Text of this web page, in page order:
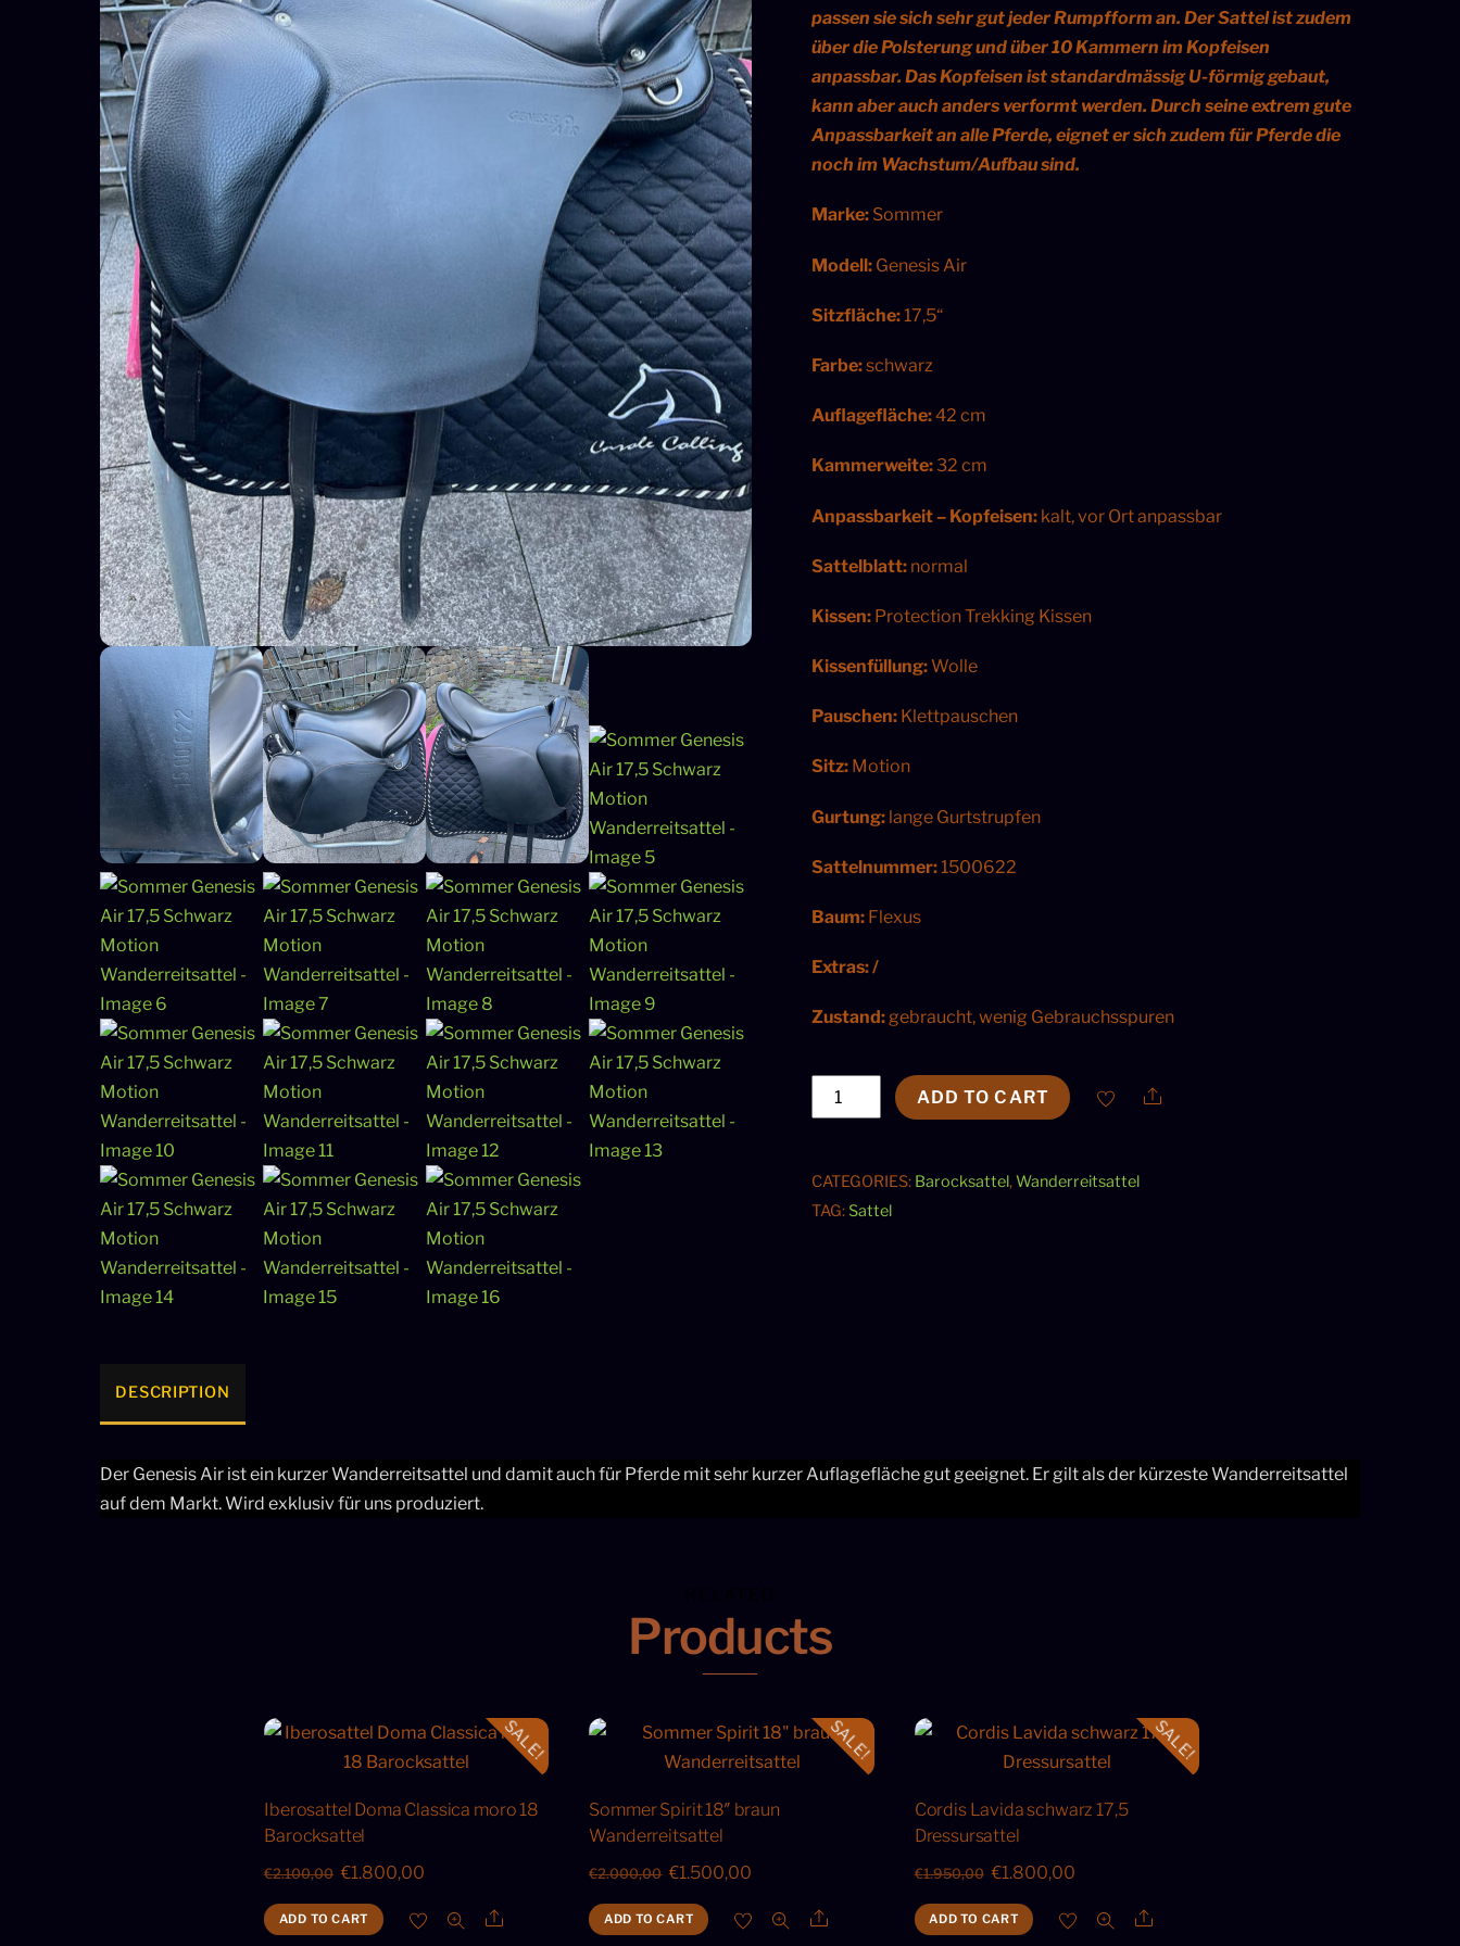
€1.500,00.€1.400,00.
passen sie sich sehr gut jeder Rumpfform an. Der Sattel ist zudem
über die Polsterung und über 10 Kammern im Kopfeisen
anpassbar. Das Kopfeisen ist standardmässig U-förmig gebaut,
kann aber auch anders verformt werden. Durch seine extrem gute
Anpassbarkeit an alle Pferde, eignet er sich zudem für Pferde die
noch im Wachstum/Aufbau sind.
Marke: Sommer
Modell: Genesis Air
Sitzfläche: 17,5“
Farbe:schwarz
Auflagefläche:42 cm
Kammerweite: 32 cm
Anpassbarkeit – Kopfeisen: kalt, vor Ort anpassbar
Sattelblatt: normal
Kissen: Protection Trekking Kissen
Kissenfüllung: Wolle
Pauschen: Klettpauschen
Sitz: Motion
Gurtung: lange Gurtstrupfen
Sattelnummer:1500622
Baum: Flexus
Extras: /
Zustand:gebraucht, wenig Gebrauchsspuren
Sommer
Genesis
17,5
Schwarz
ADD TO CART Share
CATEGORIES: Barocksattel,Wanderreitsattel
TAG: Sattel
DESCRIPTION
Der Genesis Air ist ein kurzer Wanderreitsattel und damit auch für Pferde mit sehr kurzer Auflagefläche gut geeignet. Er gilt als der kürzeste Wanderreitsattel
auf dem Markt. Wird exklusiv für uns produziert.
Products
SALE!
Iberosattel Doma Classica moro 18
Barocksattel
€2.100,00 Original
price
was:
€1.800,00Current
is:
ADD TO CART Share
SALE!
Sommer Spirit 18″ braun
Wanderreitsattel
€2.000,00 Original
price
was:
€1.500,00
ADD TO CART Share
SALE!
Cordis Lavida schwarz 17,5
Dressursattel
€1.950,00 Original
price
was:
€1.800,00Current
is:
ADD TO CART Share